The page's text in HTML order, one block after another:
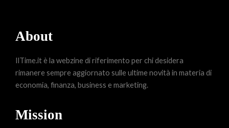
About
IlTime.it è la webzine di riferimento per chi desidera
rimanere sempre aggiornato sulle ultime novità in materia di
economia, finanza, business e marketing.
Mission